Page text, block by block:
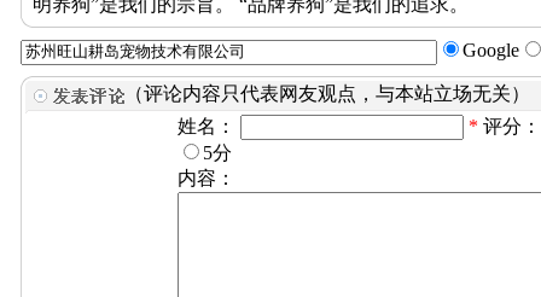
明养狗”是我们的宗旨。 “品牌养狗”是我们的追求。
Google
（评论内容只代表网友观点，与本站立场无关）
姓名：
* 评分
5分
内容：